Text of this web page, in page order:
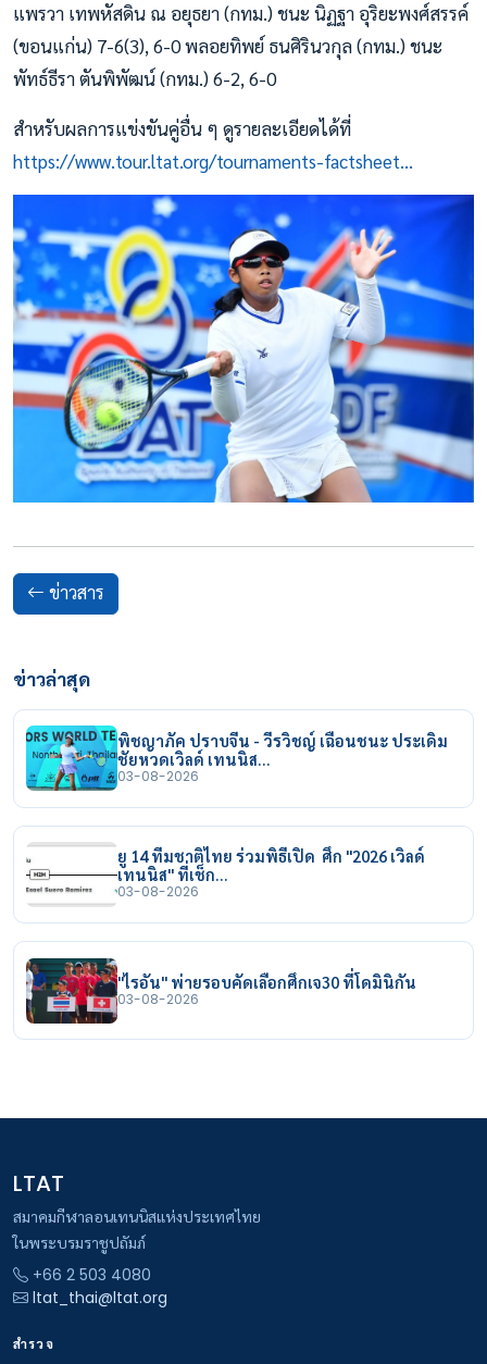
แพรวา เทพหัสดิน ณ อยุธยา (กทม.) ชนะ นิฏฐา อุริยะพงศ์สรรค์
(ขอนแก่น) 7-6(3), 6-0 พลอยทิพย์ ธนศิรินวกุล (กทม.) ชนะ
พัทธ์ธีรา ตันพิพัฒน์ (กทม.) 6-2, 6-0
สำหรับผลการแข่งขันคู่อื่น ๆ ดูรายละเอียดได้ที่
https://www.tour.ltat.org/tournaments-factsheet...
ข่าวสาร
ข่าวล่าสุด
พิชญาภัค ปราบจีน - วีรวิชญ์ เฉือนชนะ ประเดิม
ชัยหวดเวิลด์ เทนนิส…
03-08-2026
ยู 14 ทีมชาติไทย ร่วมพิธีเปิด ศึก "2026 เวิลด์
เทนนิส" ที่เช็ก…
03-08-2026
"ไรอัน" พ่ายรอบคัดเลือกศึกเจ30 ที่โดมินิกัน
03-08-2026
LTAT
สมาคมกีฬาลอนเทนนิสแห่งประเทศไทย
ในพระบรมราชูปถัมภ์
+66 2 503 4080
ltat_thai@ltat.org
สำรวจ